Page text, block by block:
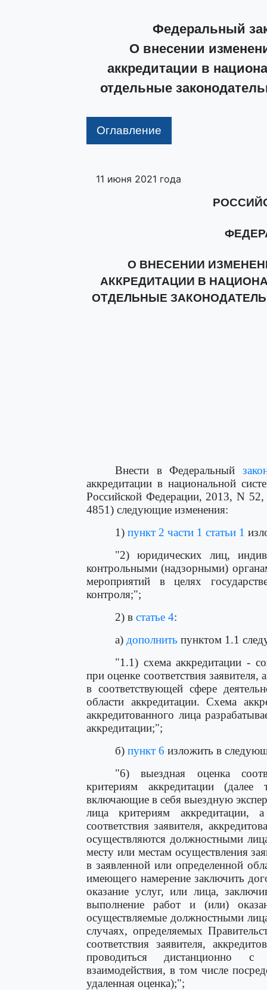
Федеральный
О внесении
аккредитации в
отдельные
Оглавление
11 июня 2021 года
О ВНЕСЕНИИ
АККРЕДИТАЦИИ В
ОТДЕЛЬНЫЕ
Внести в Федеральный
аккредитации в национальной
Российской Федерации, 2013, N
4851) следующие изменения:
1) пункт 2 части 1 статьи 1
"2) юридических лиц,
контрольными (надзорными)
мероприятий в целях
контроля;";
2) в статье 4:
а) дополнить пунктом 1.1
"1.1) схема аккредитации -
при оценке соответствия
в соответствующей сфере
области аккредитации. Схема
аккредитованного лица
аккредитации;";
б) пункт 6 изложить в
"6) выездная оценка
критериям аккредитации
включающие в себя выездную
лица критериям
соответствия заявителя,
осуществляются должностными
месту или местам осуществления
в заявленной или определенной
имеющего намерение заключить
оказание услуг, или лица,
выполнение работ и (или)
осуществляемые должностными
случаях, определяемых
соответствия заявителя,
проводиться дистанционно с
взаимодействия, в том числе
удаленная оценка);";